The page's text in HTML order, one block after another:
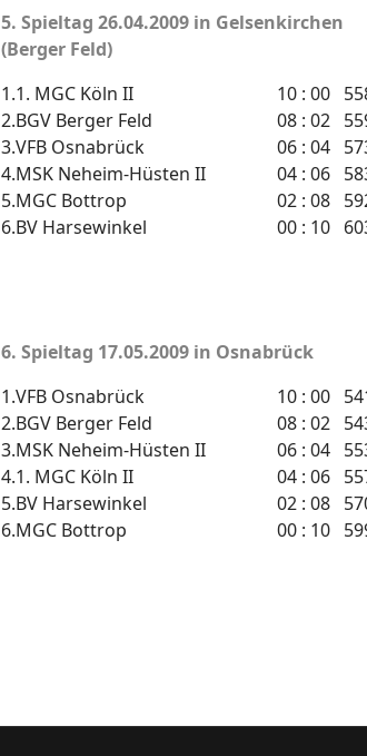
5. Spieltag 26.04.2009 in Gelsenkirchen
(Berger Feld)
1.1. MGC Köln II 10 : 00
2.BGV Berger Feld 08 : 02
3.VFB Osnabrück 06 : 04
4.MSK Neheim-Hüsten II 04 : 06
5.MGC Bottrop 02 : 08
6.BV Harsewinkel 00 : 10
6. Spieltag 17.05.2009 in Osnabrück
1.VFB Osnabrück 10 : 00
2.BGV Berger Feld 08 : 02
3.MSK Neheim-Hüsten II 06 : 04
4.1. MGC Köln II 04 : 06
5.BV Harsewinkel 02 : 08
6.MGC Bottrop 00 : 10